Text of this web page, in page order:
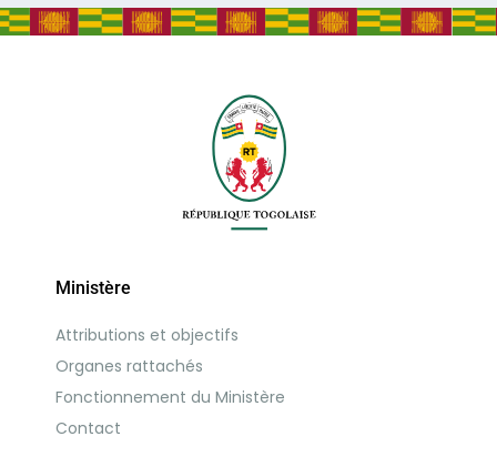
Ministère
Attributions et objectifs
Organes rattachés
Fonctionnement du Ministère
Contact